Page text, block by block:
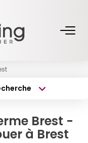
min
Brest -
à Brest